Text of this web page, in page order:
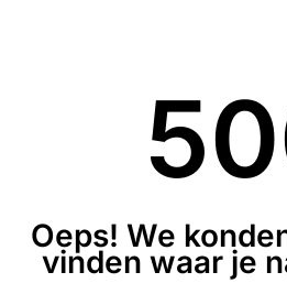
Oeps! We
vinden waar je